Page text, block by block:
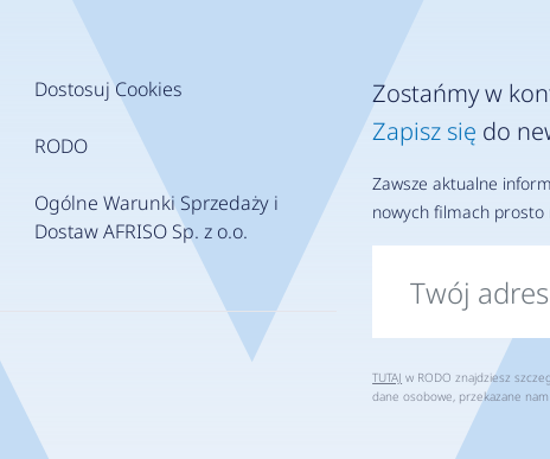
Dostosuj Cookies
RODO
Ogólne Warunki Sprzedaży i
Dostaw AFRISO Sp. z o.o.
Zostańmy w
Zapisz się do
Zawsze aktualne
nowych filmach prosto
TUTAJ w RODO znajdziesz
dane osobowe, przekazane